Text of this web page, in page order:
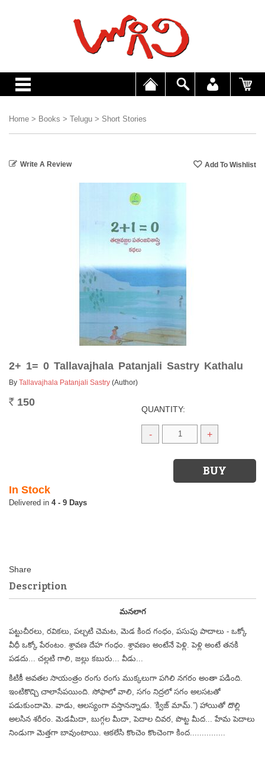
Home > Books > Telugu > Short Stories
Write A Review
2+ 1= 0 Tallavajhala Patanjali Sastry Kathalu
By Tallavajhala Patanjali Sastry (Author)
Rs. 150
QUANTITY:
- +
In Stock
4 - 9 Days
Description
మనలాగ
పట్టుచీరలు, రవికలు, పల్చటి చెమట, మెడ కింద గంధం, పసుపు పాదాలు - ఒక్కో
వీధీ ఒక్కో పేరంటం. శ్రావణ దేహ గంధం. శ్రావణం అంటేనే పెళ్లి. పెళ్లి అంటే తనకి
పడదు... చల్లటి గాలి, జల్లు కబురు... వీడు...
కిటికీ అవతల సాయంత్రం రంగు రంగు ముక్కలుగా పగిలి నగరం అంతా పడింది.
ఇంటికొచ్చి చాలాసేపయింది. సోఫాలో వాలి, సగం నిద్రలో సగం అలసటతో
పడుకుందామె. వాడు, ఆలస్యంగా వస్తానన్నాడు. 'క్విజ్ మామ్.”) హాయితో దొల్లి
అలసిన శరీరం. మెడమీదా, బుగ్గల మీదా, పెదాల చివర, పొట్ట మీద... హేమ పెదాలు
నిండుగా మెత్తగా బావుంటాయి. ఆకలేసి కొంచెం కొంచెంగా కింద...............